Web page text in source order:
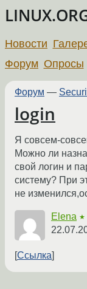
Новости
Форум Опросы
Форум —
login
Я совсем-
Можно ли
свой логин и
систему? При
не
Elena ★
Ссылка